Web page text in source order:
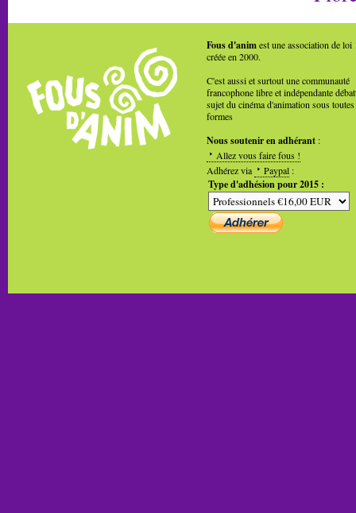
Fous d'animest une association de loi
créée en 2000.
C'est aussi et surtout une communauté
francophone libre et indépendante
sujet du cinéma d'animation sous toutes
formes
Nous soutenir en adhérant :
Allez vous faire fous !
Adhérez via
Paypal :
Type d'adhésion pour 2015 :